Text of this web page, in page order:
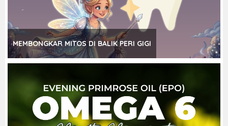
MEMBONGKAR MITOS DI BALIK PERI GIGI